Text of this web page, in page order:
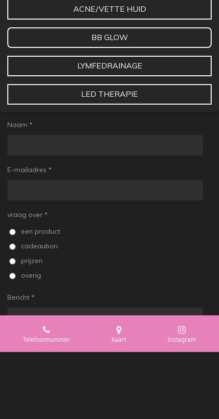
ACNE/VETTE HUID
BB GLOW
LYMFEDRAINAGE
LED THERAPIE
Naam *
E-mailadres *
vraag over *
een product
cadeaubon
prijzen
overig
Bericht *
Telefoonnummer Kaart Instagram